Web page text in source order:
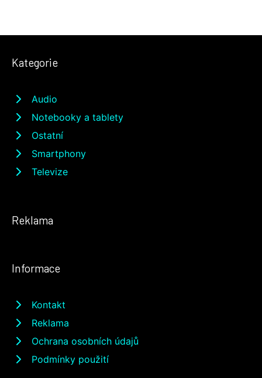
Kategorie
Audio
Notebooky a tablety
Ostatní
Smartphony
Televize
Reklama
Informace
Kontakt
Reklama
Ochrana osobních údajů
Podmínky použití